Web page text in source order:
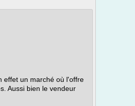
effet un marché où l'offre
Aussi bien le vendeur